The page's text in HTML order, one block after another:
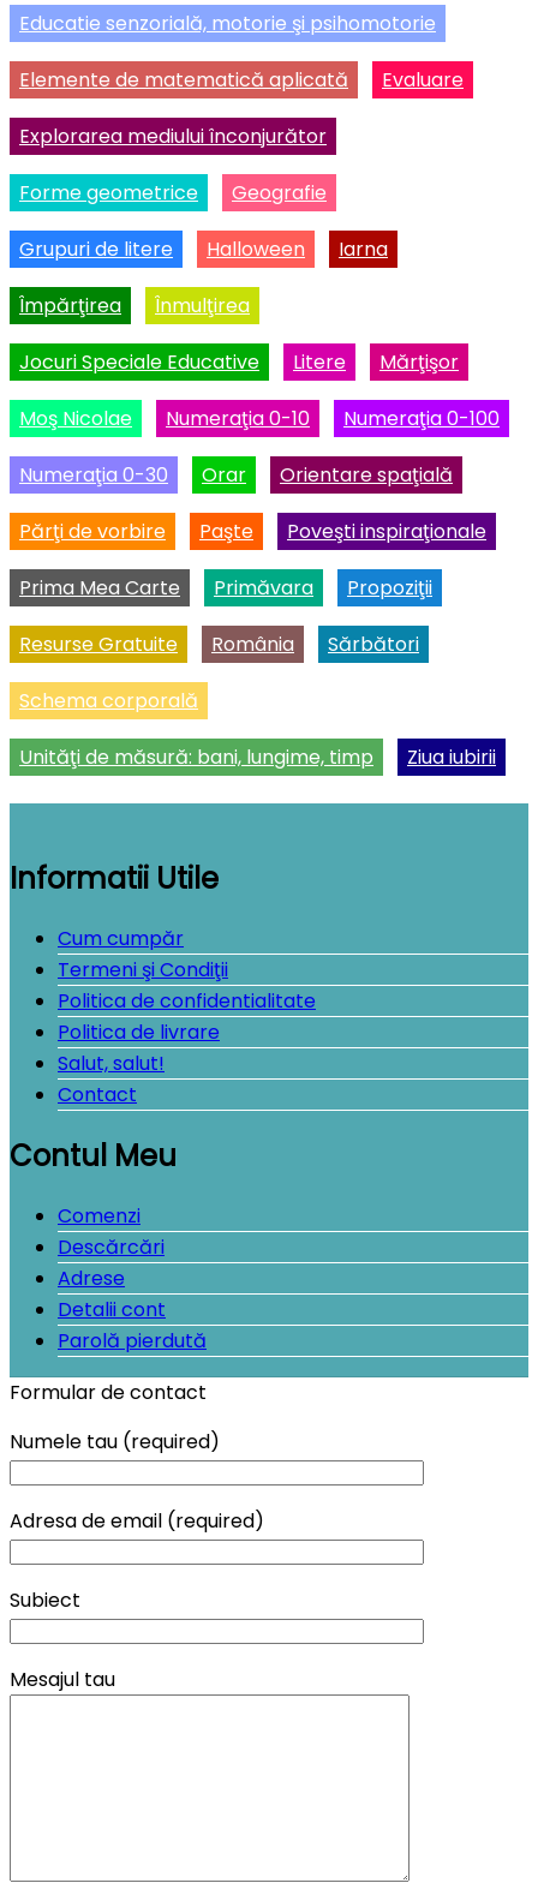
Educatie senzorială, motorie şi psihomotorie
Elemente de matematică aplicată Evaluare
Explorarea mediului înconjurător
Forme geometrice Geografie
Grupuri de litere Halloween Iarna
Împărţirea Înmulţirea
Jocuri Speciale Educative Litere Mărţişor
Moş Nicolae Numeraţia 0-10 Numeraţia 0-100
Numeraţia 0-30 Orar Orientare spaţială
Părţi de vorbire Paşte Poveşti inspiraţionale
Prima Mea Carte Primăvara Propoziţii
Resurse Gratuite România Sărbători
Schema corporală
Unităţi de măsură: bani, lungime, timp Ziua iubirii
Informatii Utile
Cum cumpăr
Termeni şi Condiţii
Politica de confidentialitate
Politica de livrare
Salut, salut!
Contact
Contul Meu
Comenzi
Descărcări
Adrese
Detalii cont
Parolă pierdută
Formular de contact
Numele tau (required)
Adresa de email (required)
Subiect
Mesajul tau